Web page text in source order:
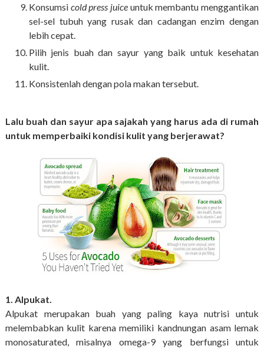
Konsumsi cold press juice untuk membantu menggantikan
sel-sel tubuh yang rusak dan cadangan enzim dengan
lebih cepat.
Pilih jenis buah dan sayur yang baik untuk kesehatan
kulit.
Konsistenlah dengan pola makan tersebut.
Lalu buah dan sayur apa sajakah yang harus ada di rumah
untuk memperbaiki kondisi kulit yang berjerawat?
1. Alpukat.
Alpukat merupakan buah yang paling kaya nutrisi untuk
melembabkan kulit karena memiliki kandnungan asam lemak
monosaturated, misalnya omega-9 yang berfungsi untuk